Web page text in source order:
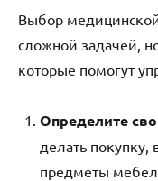
Выбор
сложной задачей,
которые помогут
Определите
делать
предметы